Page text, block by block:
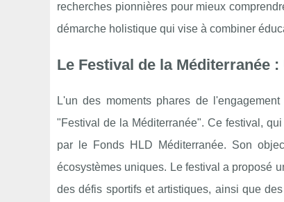
recherches pionnières pour mieux
démarche holistique qui vise à combiner
Le Festival de la Méditerranée
L'un des moments phares de
"Festival de la Méditerranée". Ce festival,
par le Fonds HLD Méditerranée. Son
écosystèmes uniques. Le festival a proposé
des défis sportifs et artistiques, ainsi que